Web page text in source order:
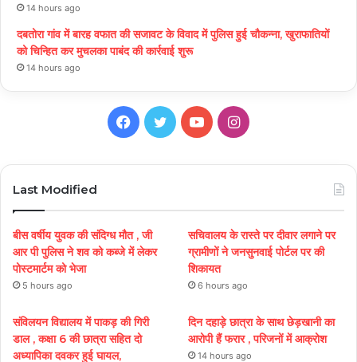
14 hours ago
दबतोरा गांव में बारह वफात की सजावट के विवाद में पुलिस हुई चौकन्ना, खुराफातियों
को चिन्हित कर मुचलका पाबंद की कार्रवाई शुरू
14 hours ago
Facebook
TwitterYouTubeInstagram
Last Modified
बीस वर्षीय युवक की संदिग्ध मौत , जी
आर पी पुलिस ने शव को कब्जे में लेकर
पोस्टमार्टम को भेजा
5 hours ago
सचिवालय के रास्ते पर दीवार लगाने पर
ग्रामीणों ने जनसुनवाई पोर्टल पर की
शिकायत
6 hours ago
संविलयन विद्यालय में पाकड़ की गिरी
डाल , कक्षा 6 की छात्रा सहित दो
अध्यापिका दवकर हुई घायल,
दिन दहाड़े छात्रा के साथ छेड़खानी का
आरोपी हैं फरार , परिजनों में आक्रोश
14 hours ago